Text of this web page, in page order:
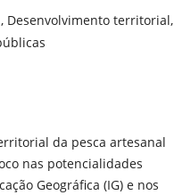
Desenvolvimento territorial,
da pesca artesanal
nas potencialidades
Geográfica (IG) e nos